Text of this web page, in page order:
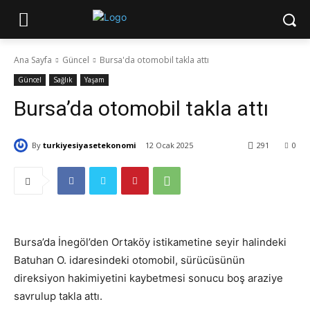
Ana Sayfa Güncel Bursa'da otomobil takla attı
Güncel Sağlık Yaşam
Bursa’da otomobil takla attı
By turkiyesiyasetekonomi 12 Ocak 2025 0
291
Bursa’da İnegöl’den Ortaköy istikametine seyir halindeki
Batuhan O. idaresindeki otomobil, sürücüsünün
direksiyon hakimiyetini kaybetmesi sonucu boş araziye
savrulup takla attı.